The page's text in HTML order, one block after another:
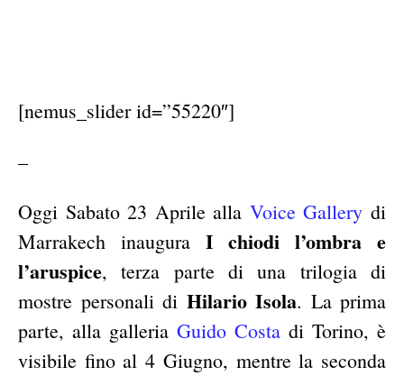
[nemus_slider id=”55220″]
–
Oggi Sabato 23 Aprile alla Voice Gallery di
Marrakech inaugura I chiodi l’ombra e
l’aruspice, terza parte di una trilogia di
mostre personali di Hilario Isola. La prima
parte, alla galleria Guido Costa di Torino, è
visibile fino al 4 Giugno, mentre la seconda